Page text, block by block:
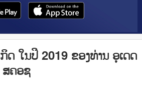
ໃນປີ 2019 ຂອງທ່ານ ອຸເດດ
ສຄອຊ